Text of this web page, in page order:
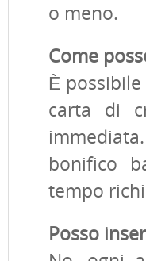
o meno.
Come
È
carta di
bonifico
tempo
Posso